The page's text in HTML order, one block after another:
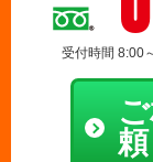
受付時間 8:00
頼